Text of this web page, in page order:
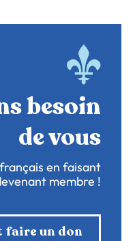
besoin
de vous
en faisant
membre !
faire un don